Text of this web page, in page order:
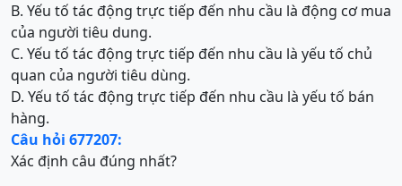
B. Yếu tố tác động trực tiếp đến nhu cầu là động cơ mua
của người tiêu dung.
C. Yếu tố tác động trực tiếp đến nhu cầu là yếu tố chủ
quan của người tiêu dùng.
D. Yếu tố tác động trực tiếp đến nhu cầu là yếu tố bán
hàng.
Câu hỏi 677207:
Xác định câu đúng nhất?